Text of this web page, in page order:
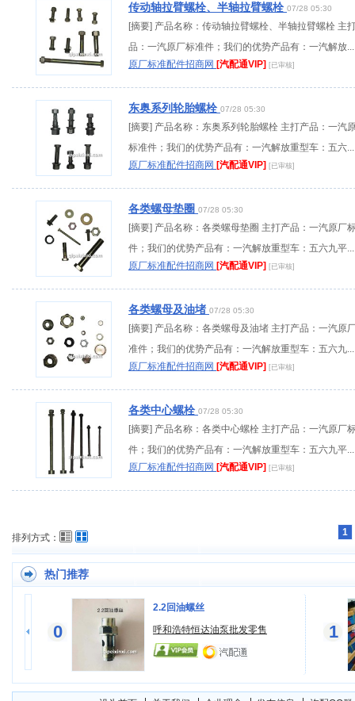
传动轴拉臂螺栓、半轴拉臂螺栓 07/28 05:30
[摘要] 产品名称：传动轴拉臂螺栓、半轴拉臂螺栓 主
品：一汽原厂标准件；我们的优势产品有：一汽解放...
原厂标准配件招商网 [汽配通VIP] [已审核]
东奥系列轮胎螺栓 07/28 05:30
[摘要] 产品名称：东奥系列轮胎螺栓 主打产品：一汽
标准件；我们的优势产品有：一汽解放重型车：五六...
原厂标准配件招商网 [汽配通VIP] [已审核]
各类螺母垫圈 07/28 05:30
[摘要] 产品名称：各类螺母垫圈 主打产品：一汽原厂
件；我们的优势产品有：一汽解放重型车：五六九平...
原厂标准配件招商网 [汽配通VIP] [已审核]
各类螺母及油堵 07/28 05:30
[摘要] 产品名称：各类螺母及油堵 主打产品：一汽原
准件；我们的优势产品有：一汽解放重型车：五六九...
原厂标准配件招商网 [汽配通VIP] [已审核]
各类中心螺栓 07/28 05:30
[摘要] 产品名称：各类中心螺栓 主打产品：一汽原厂
件；我们的优势产品有：一汽解放重型车：五六九平...
原厂标准配件招商网 [汽配通VIP] [已审核]
排列方式： 1
热门推荐
0
2.2回油螺丝
呼和浩特恒达油泵批发零售
1